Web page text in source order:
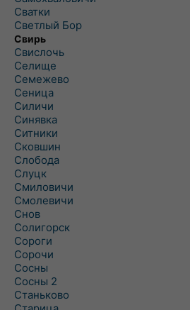
Сватки
Светлый Бор
Свирь
Свислочь
Селище
Семежево
Сеница
Силичи
Синявка
Ситники
Сковшин
Слобода
Слуцк
Смиловичи
Смолевичи
Снов
Солигорск
Сороги
Сорочи
Сосны
Сосны 2
Станьково